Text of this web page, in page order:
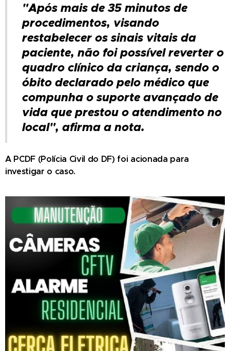
"Após mais de 35 minutos de
procedimentos, visando
restabelecer os sinais vitais da
paciente, não foi possível reverter o
quadro clínico da criança, sendo o
óbito declarado pelo médico que
compunha o suporte avançado de
vida que prestou o atendimento no
local", afirma a nota.
A PCDF (Polícia Civil do DF) foi acionada para
investigar o caso.